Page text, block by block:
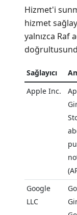
Hizmet'i
hizmet
yalnızca Raf
Sağlayıcı
Apple Inc.
Google
LLC